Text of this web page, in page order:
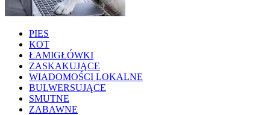
PIES
KOT
ŁAMIGŁÓWKI
ZASKAKUJĄCE
WIADOMOŚCI LOKALNE
BULWERSUJĄCE
SMUTNE
ZABAWNE